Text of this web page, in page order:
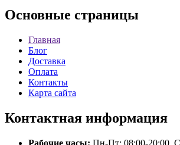
Основные страницы
Главная
Блог
Доставка
Оплата
Контакты
Карта сайта
Контактная информация
Рабочие часы: Пн-Пт: 08:00-20:00,